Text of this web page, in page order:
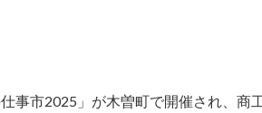
事市2025」が木曽町で開催され、商